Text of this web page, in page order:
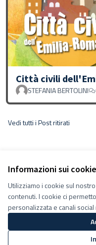
Informazioni sui
Utilizziamo i cookie sul
contenuti. I cookie ci
personalizzata e canali social
Città civili
STEFANIA BERTOLINI
Vedi tutti i Post ritirati